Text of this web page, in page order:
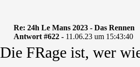
Re: 24h Le Mans 2023 - Das Rennen
Antwort #622 - 11.06.23 um 15:43:40
Die FRage ist, wer